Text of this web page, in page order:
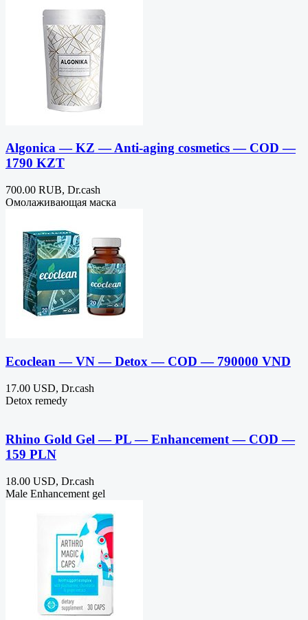
Algonica — KZ — Anti-aging cosmetics — COD —
1790 KZT
700.00 RUB, Dr.cash
Омолаживающая маска
Ecoclean — VN — Detox — COD — 790000 VND
17.00 USD, Dr.cash
Detox remedy
Rhino Gold Gel — PL — Enhancement — COD —
159 PLN
18.00 USD, Dr.cash
Male Enhancement gel